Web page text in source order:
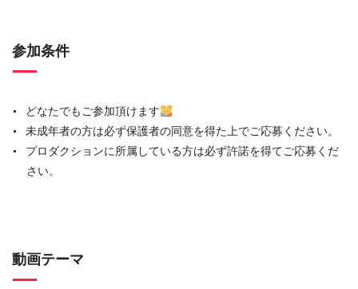
参加条件
どなたでもご参加頂けます
未成年者の方は必ず保護者の同意を得た上でご応募ください。
プロダクションに所属している方は必ず許諾を得てご応募くだ
さい。
動画テーマ